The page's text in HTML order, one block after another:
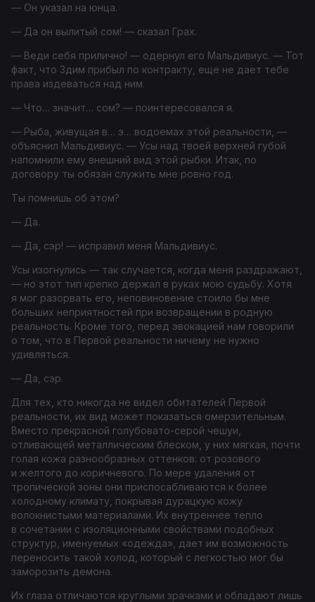
— Он указал на юнца.
— Да он вылитый сом! — сказал Грах.
— Веди себя прилично! — одернул его Мальдивиус. — Тот
факт, что Здим прибыл по контракту, еще не дает тебе
права издеваться над ним.
— Что… значит… сом? — поинтересовался я.
— Рыба, живущая в… э… водоемах этой реальности, —
объяснил Мальдивиус. — Усы над твоей верхней губой
напомнили ему внешний вид этой рыбки. Итак, по
договору ты обязан служить мне ровно год.
Ты помнишь об этом?
— Да.
— Да, сэр! — исправил меня Мальдивиус.
Усы изогнулись — так случается, когда меня раздражают,
— но этот тип крепко держал в руках мою судьбу. Хотя
я мог разорвать его, неповиновение стоило бы мне
больших неприятностей при возвращении в родную
реальность. Кроме того, перед эвокацией нам говорили
о том, что в Первой реальности ничему не нужно
удивляться.
— Да, сэр.
Для тех, кто никогда не видел обитателей Первой
реальности, их вид может показаться омерзительным.
Вместо прекрасной голубовато-­серой чешуи,
отливающей металлическим блеском, у них мягкая, почти
голая кожа разнообразных оттенков: от розового
и желтого до коричневого. По мере удаления от
тропической зоны они приспосабливаются к более
холодному климату, покрывая дурацкую кожу
волокнистыми материалами. Их внутреннее тепло
в сочетании с изоляционными свой­ствами подобных
структур, именуемых «одежда», дает им возможность
переносить такой холод, который с легкостью мог бы
заморозить демона.
Их глаза отличаются круглыми зрачками и обладают лишь